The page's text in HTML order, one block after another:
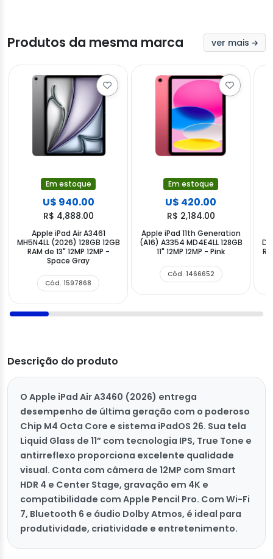
Produtos da mesma marca ver mais
Em estoque
U$ 940.00
R$ 4,888.00
Apple iPad Air A3461
MH5N4LL (2026) 128GB 12GB
RAM de 13" 12MP 12MP -
Space Gray
Cód. 1597868
Em estoque
U$ 420.00
R$ 2,184.00
Apple iPad 11th Generation
(A16) A3354 MD4E4LL 128GB
11" 12MP 12MP - Pink
Cód. 1466652
Descrição do produto
O Apple iPad Air A3460 (2026) entrega
desempenho de última geração com o poderoso
Chip M4 Octa Core e sistema iPadOS 26. Sua tela
Liquid Glass de 11” com tecnologia IPS, True Tone e
antirreflexo proporciona excelente qualidade
visual. Conta com câmera de 12MP com Smart
HDR 4 e Center Stage, gravação em 4K e
compatibilidade com Apple Pencil Pro. Com Wi-Fi
7, Bluetooth 6 e áudio Dolby Atmos, é ideal para
produtividade, criatividade e entretenimento.